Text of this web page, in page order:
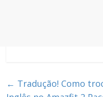
← Tradução! Como